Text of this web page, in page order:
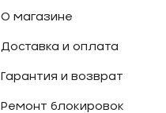
О магазине
Доставка и оплата
Гарантия и возврат
Ремонт блокировок